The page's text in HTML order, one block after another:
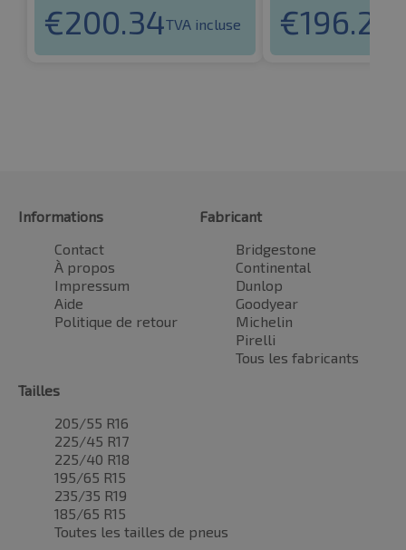
€200.34TVA incluse €196.21
Informations
Contact
À propos
Impressum
Aide
Politique de retour
Fabricant
Bridgestone
Continental
Dunlop
Goodyear
Michelin
Pirelli
Tous les fabricants
Tailles
205/55 R16
225/45 R17
225/40 R18
195/65 R15
235/35 R19
185/65 R15
Toutes les tailles de pneus